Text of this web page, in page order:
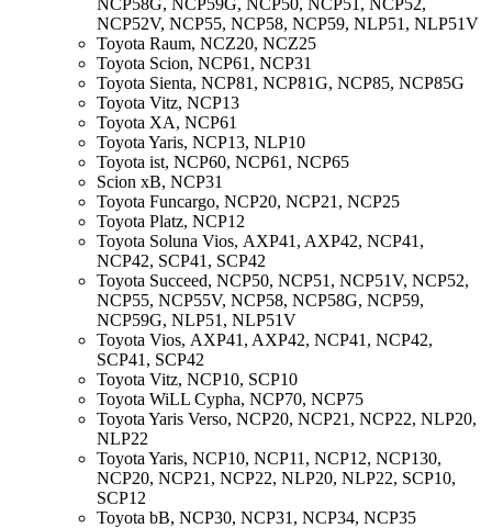
NCP52V, NCP55, NCP58, NCP59, NLP51, NLP51V
Toyota Raum, NCZ20, NCZ25
Toyota Scion, NCP61, NCP31
Toyota Sienta, NCP81, NCP81G, NCP85, NCP85G
Toyota Vitz, NCP13
Toyota XA, NCP61
Toyota Yaris, NCP13, NLP10
Toyota ist, NCP60, NCP61, NCP65
Scion xB, NCP31
Toyota Funcargo, NCP20, NCP21, NCP25
Toyota Platz, NCP12
Toyota Soluna Vios, AXP41, AXP42, NCP41,
NCP42, SCP41, SCP42
Toyota Succeed, NCP50, NCP51, NCP51V, NCP52,
NCP55, NCP55V, NCP58, NCP58G, NCP59,
NCP59G, NLP51, NLP51V
Toyota Vios, AXP41, AXP42, NCP41, NCP42,
SCP41, SCP42
Toyota Vitz, NCP10, SCP10
Toyota WiLL Cypha, NCP70, NCP75
Toyota Yaris Verso, NCP20, NCP21, NCP22, NLP20,
NLP22
Toyota Yaris, NCP10, NCP11, NCP12, NCP130,
NCP20, NCP21, NCP22, NLP20, NLP22, SCP10,
SCP12
Toyota bB, NCP30, NCP31, NCP34, NCP35